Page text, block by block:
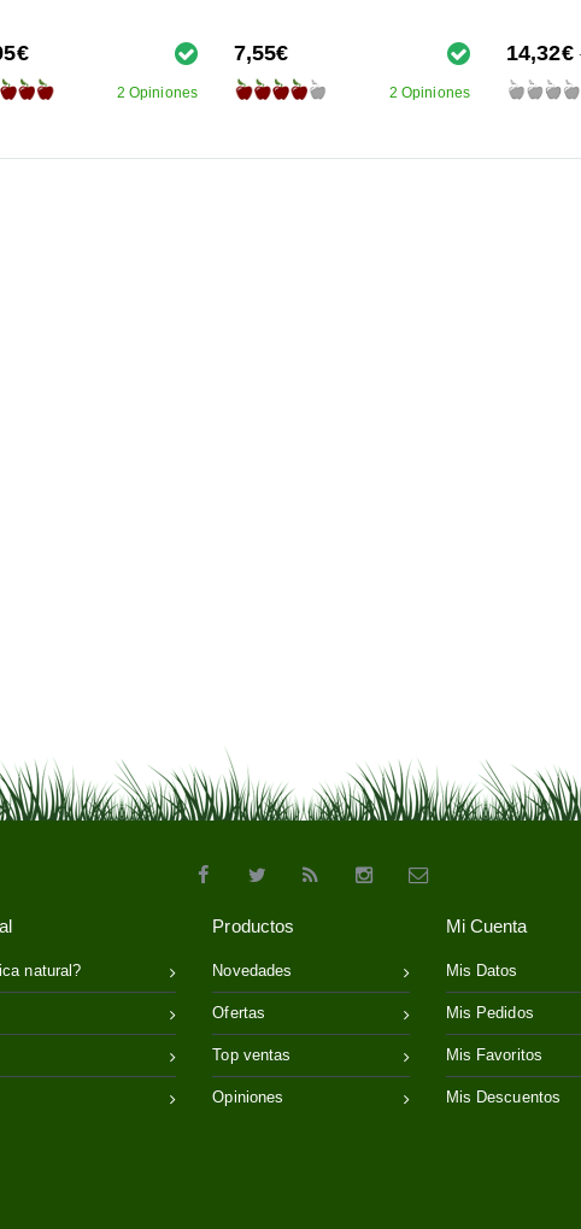
2 Opiniones
7,55€
2 Opiniones
14,32€
natural?
Productos
Novedades
Ofertas
Top ventas
Opiniones
Mi Cuenta
Mis Datos
Mis Pedidos
Mis Favoritos
Mis Descuentos